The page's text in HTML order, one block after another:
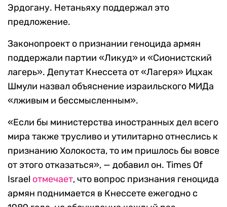
Эрдогану. Нетаньяху поддержал это
предложение.
Законопроект о признании геноцида армян
поддержали партии «Ликуд» и «Сионистский
лагерь». Депутат Кнессета от «Лагеря» Ицхак
Шмули назвал объяснение израильского МИДа
«лживым и бессмысленным».
«Если бы министерства иностранных дел всего
мира также трусливо и утилитарно отнеслись к
признанию Холокоста, то им пришлось бы вовсе
от этого отказаться», — добавил он. Times Of
Israel отмечает, что вопрос признания геноцида
армян поднимается в Кнессете ежегодно с